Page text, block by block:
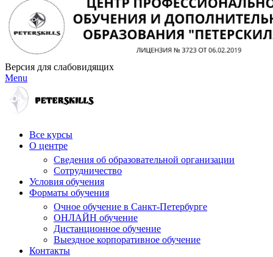
Версия для слабовидящих
Menu
Все курсы
О центре
Сведения об образовательной организации
Сотрудничество
Условия обучения
Форматы обучения
Очное обучение в Санкт-Петербурге
ОНЛАЙН обучение
Дистанционное обучение
Выездное корпоративное обучение
Контакты